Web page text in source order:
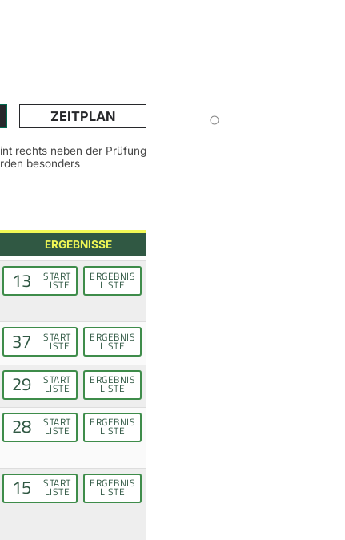
ZEITPLAN
rechts neben der Prüfung
besonders
ERGEBNISSE
13 START
LISTE
ERGEBNIS
LISTE
37 START
LISTE
ERGEBNIS
LISTE
29 START
LISTE
ERGEBNIS
LISTE
28 START
LISTE
ERGEBNIS
LISTE
15 START
LISTE
ERGEBNIS
LISTE